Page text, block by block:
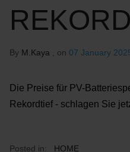
By M.Kaya , on 07 January
Die Preise für PV-
Rekordtief - schlagen Sie
Posted in: HOME